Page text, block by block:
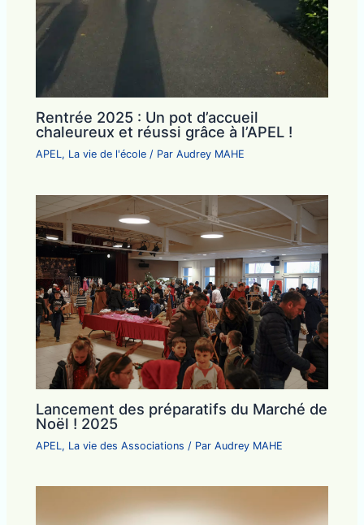
Rentrée 2025 : Un pot d’accueil
chaleureux et réussi grâce à l’APEL !
APEL, La vie de l'école / ParAudrey MAHE
Lancement des préparatifs du Marché de
Noël ! 2025
APEL , La vie des Associations / ParAudrey MAHE